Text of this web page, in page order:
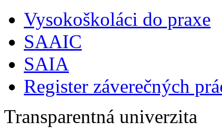
Vysokoškoláci do praxe
SAAIC
SAIA
Register záverečných
Transparentná univerzita